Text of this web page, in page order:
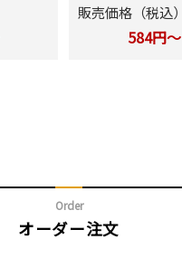
販売価格（税込）
584円～
Order
オーダー注文